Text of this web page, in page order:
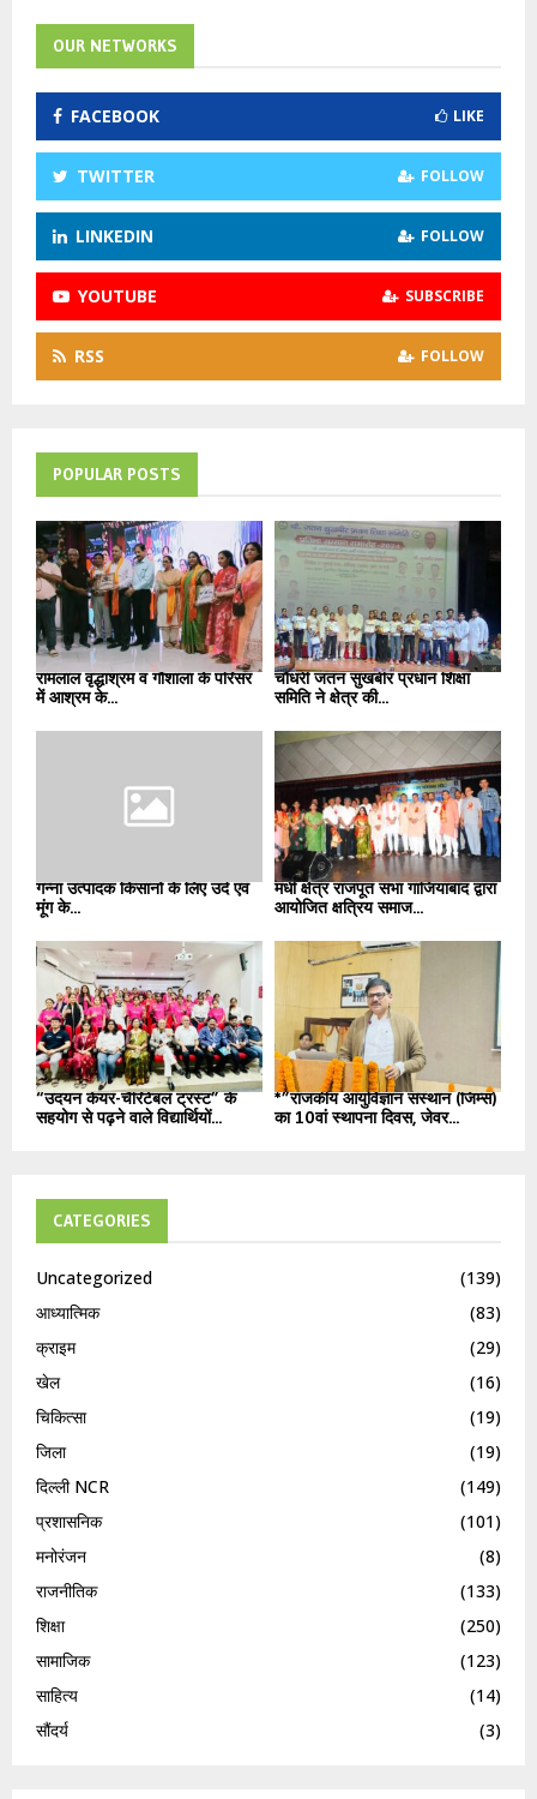
f
o
:
R
C
H
OUR NETWORKS
FACEBOOK LIKE
TWITTER FOLLOW
LINKEDIN FOLLOW
YOUTUBE SUBSCRIBE
RSS FOLLOW
POPULAR POSTS
रामलाल वृद्धाश्रम व गौशाला के परिसर
में आश्रम के...
चौधरी जतन सुखबीर प्रधान शिक्षा
समिति ने क्षेत्र की...
गन्ना उत्पादक किसानों के लिए उर्द एवं
मूंग के...
मधी क्षेत्र राजपूत सभा गाजियाबाद द्वारा
आयोजित क्षत्रिय समाज...
“उदयन केयर-चैरिटेबल ट्रस्ट” के
सहयोग से पढ़ने वाले विद्यार्थियों...
*”राजकीय आयुर्विज्ञान संस्थान (जिम्स)
का 10वां स्थापना दिवस, जेवर...
CATEGORIES
Uncategorized
(139)
आध्यात्मिक
(83)
क्राइम
(29)
खेल
(16)
चिकित्सा
(19)
जिला
(19)
दिल्ली NCR
(149)
प्रशासनिक
(101)
मनोरंजन
(8)
राजनीतिक
(133)
शिक्षा
(250)
सामाजिक
(123)
साहित्य
(14)
सौंदर्य
(3)